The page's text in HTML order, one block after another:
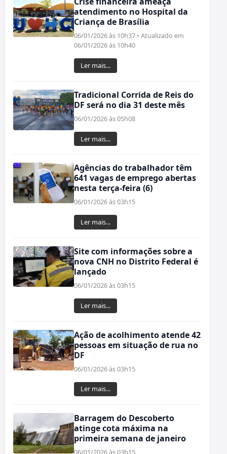
atendimento no Hospital da
Criança de Brasília
06/01/2026 às 10h37 • Atualizado em
06/01/2026 às 10h40
Ler mais...
Tradicional Corrida de Reis do
DF será no dia 31 deste mês
06/01/2026 às 05h08
Ler mais...
Agências do trabalhador têm
641 vagas de emprego abertas
nesta terça-feira (6)
06/01/2026 às 03h15
Ler mais...
Site com informações sobre a
nova CNH no Distrito Federal é
lançado
06/01/2026 às 03h15
Ler mais...
Ação de acolhimento atende 42
pessoas em situação de rua no
DF
06/01/2026 às 03h15
Ler mais...
Barragem do Descoberto
atinge cota máxima na
primeira semana de janeiro
06/01/2026 às 03h15